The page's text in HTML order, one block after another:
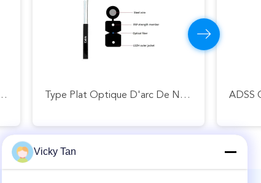
Correction De Fibre Du Noyau G652D Autosuffisants Type Plat Optique D'arc De Noyau Du Câble G652d G657A OS2 LSZH 1/2 De Réseau De Fibre De Mode Unitaire
Vicky Tan